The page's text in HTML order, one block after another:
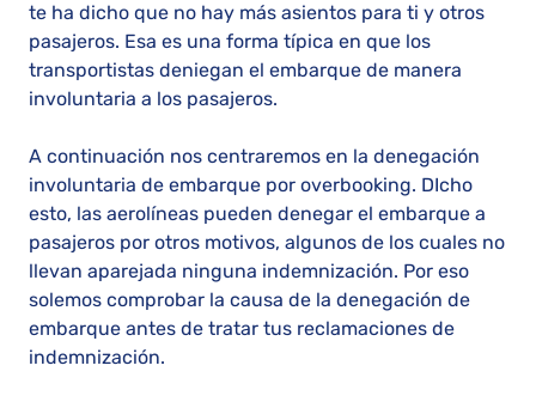
te ha dicho que no hay más asientos para ti y otros
pasajeros. Esa es una forma típica en que los
transportistas deniegan el embarque de manera
involuntaria a los pasajeros.
A continuación nos centraremos en la denegación
involuntaria de embarque por overbooking. DIcho
esto, las aerolíneas pueden denegar el embarque a
pasajeros por otros motivos, algunos de los cuales no
llevan aparejada ninguna indemnización. Por eso
solemos comprobar la causa de la denegación de
embarque antes de tratar tus reclamaciones de
indemnización.